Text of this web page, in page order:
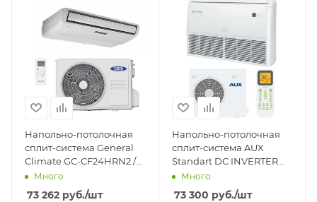
Напольно-потолочная
сплит-система General
Climate GC-CF24HRN2 /
GU-U24H2N
Много
73 262 руб./шт
Напольно-потолочная
сплит-система AUX
Standart DC INVERTER
ALCF-HS18/4DR2
Много
73 300 руб./шт